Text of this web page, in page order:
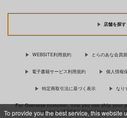
To provide you the best service, this website
店舗を探す
WEBSITE利用規約 とらのあな会員
電子書籍サービス利用規約 個人情報
特定商取引法に基づく表示 なり
For Overseas customer, now you can ship your
services “AOCS”! Click {more…} for